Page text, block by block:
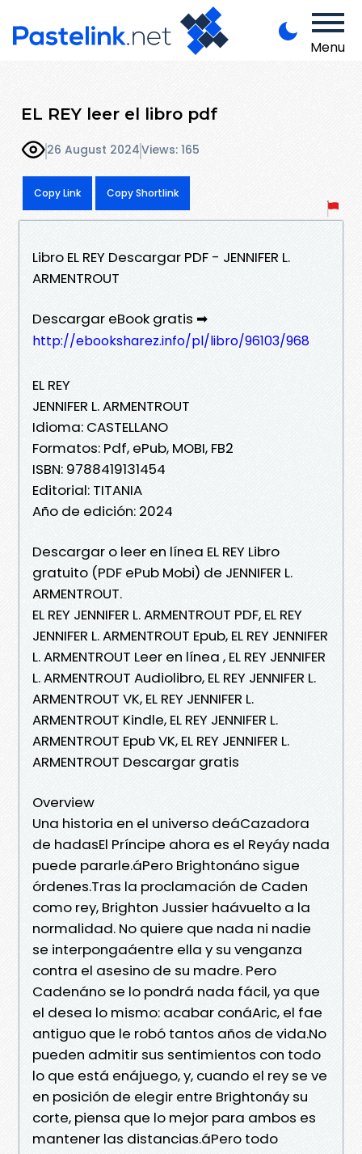
Menu
EL REY leer el libro pdf
26 August 2024Views: 165
Copy Link Copy Shortlink
Libro EL REY Descargar PDF - JENNIFER L.
ARMENTROUT
Descargar eBook gratis ➡
http://ebooksharez.info/pl/libro/96103/968
EL REY
JENNIFER L. ARMENTROUT
Idioma: CASTELLANO
Formatos: Pdf, ePub, MOBI, FB2
ISBN: 9788419131454
Editorial: TITANIA
Año de edición: 2024
Descargar o leer en línea EL REY Libro
gratuito (PDF ePub Mobi) de JENNIFER L.
ARMENTROUT.
EL REY JENNIFER L. ARMENTROUT PDF, EL REY
JENNIFER L. ARMENTROUT Epub, EL REY JENNIFER
L. ARMENTROUT Leer en línea , EL REY JENNIFER
L. ARMENTROUT Audiolibro, EL REY JENNIFER L.
ARMENTROUT VK, EL REY JENNIFER L.
ARMENTROUT Kindle, EL REY JENNIFER L.
ARMENTROUT Epub VK, EL REY JENNIFER L.
ARMENTROUT Descargar gratis
Overview
Una historia en el universo deáCazadora
de hadasEl Príncipe ahora es el Reyáy nada
puede pararle.áPero Brightonáno sigue
órdenes.Tras la proclamación de Caden
como rey, Brighton Jussier haávuelto a la
normalidad. No quiere que nada ni nadie
se interpongaáentre ella y su venganza
contra el asesino de su madre. Pero
Cadenáno se lo pondrá nada fácil, ya que
el desea lo mismo: acabar conáAric, el fae
antiguo que le robó tantos años de vida.No
pueden admitir sus sentimientos con todo
lo que está enájuego, y, cuando el rey se ve
en posición de elegir entre Brightonáy su
corte, piensa que lo mejor para ambos es
mantener las distancias.áPero todo